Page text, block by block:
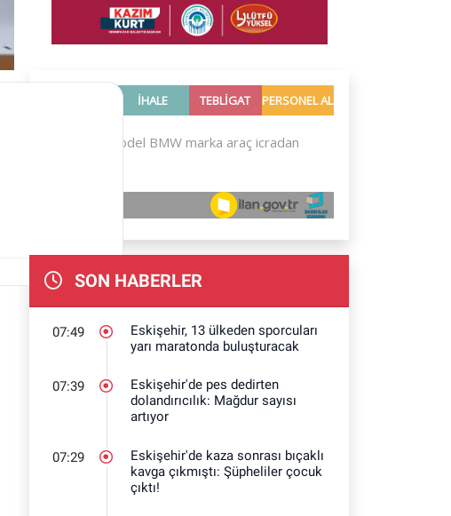
SON HABERLER
07:49
Eskişehir, 13 ülkeden sporcuları
yarı maratonda buluşturacak
07:39
Eskişehir'de pes dedirten
dolandırıcılık: Mağdur sayısı
artıyor
07:29
Eskişehir'de kaza sonrası bıçaklı
kavga çıkmıştı: Şüpheliler çocuk
çıktı!